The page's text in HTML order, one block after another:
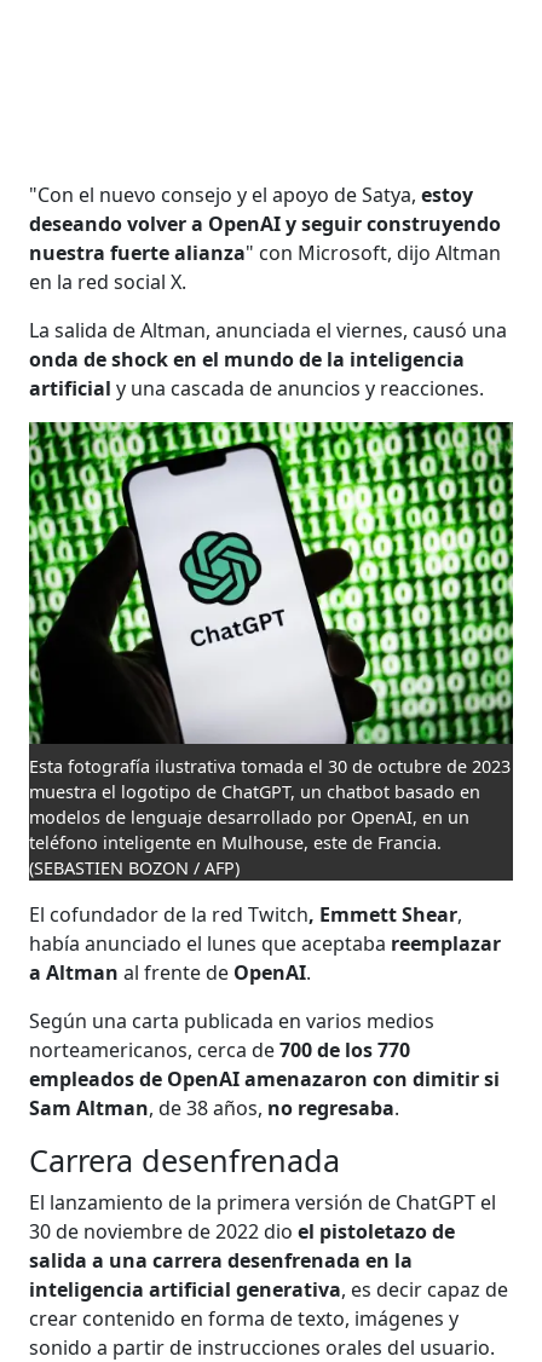
"Con el nuevo consejo y el apoyo de Satya,estoy
deseando volver a OpenAI y seguir construyendo
nuestra fuerte alianza" con Microsoft, dijo Altman
en la red social X.
La salida de Altman, anunciada el viernes, causó una
onda de shock en el mundo de la inteligencia
artificialy una cascada de anuncios y reacciones.
Esta fotografía ilustrativa tomada el 30 de octubre de 2023
muestra el logotipo de ChatGPT, un chatbot basado en
modelos de lenguaje desarrollado por OpenAI, en un
teléfono inteligente en Mulhouse, este de Francia.
(SEBASTIEN BOZON / AFP)
El cofundador de la red Twitch, Emmett Shear,
había anunciado el lunes que aceptaba reemplazar
a Altmanal frente de OpenAI.
Según una carta publicada en varios medios
norteamericanos, cerca de700 de los 770
empleados de OpenAIamenazaron con dimitir si
Sam Altman, de 38 años, no regresaba.
Carrera desenfrenada
El lanzamiento de la primera versión de ChatGPT el
30 de noviembre de 2022 dioel pistoletazo de
salida a una carrera desenfrenada en la
inteligencia artificial generativa, es decir capaz de
crear contenido en forma de texto, imágenes y
sonido a partir de instrucciones orales del usuario.